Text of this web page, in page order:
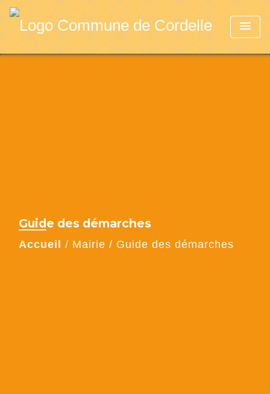
menu
Guide des démarches
Accueil / Mairie / Guide des démarches